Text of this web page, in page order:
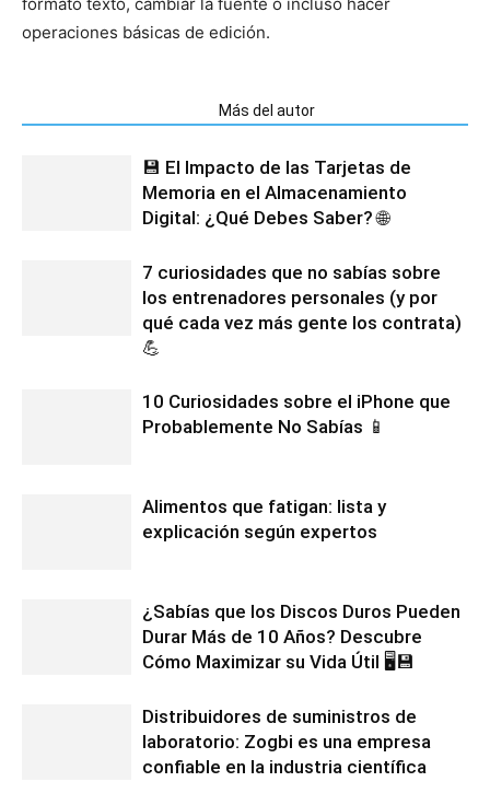
operaciones básicas de edición.
Más del autor
💾 El Impacto de las Tarjetas de
Memoria en el Almacenamiento
Digital: ¿Qué Debes Saber? 🌐
7 curiosidades que no sabías sobre
los entrenadores personales (y por
qué cada vez más gente los contrata)
💪
10 Curiosidades sobre el iPhone que
Probablemente No Sabías 📱
Alimentos que fatigan: lista y
explicación según expertos
¿Sabías que los Discos Duros Pueden
Durar Más de 10 Años? Descubre
Cómo Maximizar su Vida Útil 🖥️💾
Distribuidores de suministros de
laboratorio: Zogbi es una empresa
confiable en la industria científica